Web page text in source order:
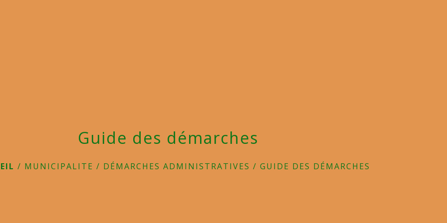
Guide des démarches
/ MUNICIPALITE / DÉMARCHES ADMINISTRATIVES / GUIDE DES DÉMARCHES